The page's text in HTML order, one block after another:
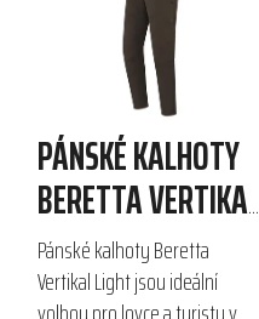
PÁNSKÉ KALHOTY
BERETTA VERTIKAL
LIGHT
Pánské kalhoty Beretta
Vertikal Light jsou ideální